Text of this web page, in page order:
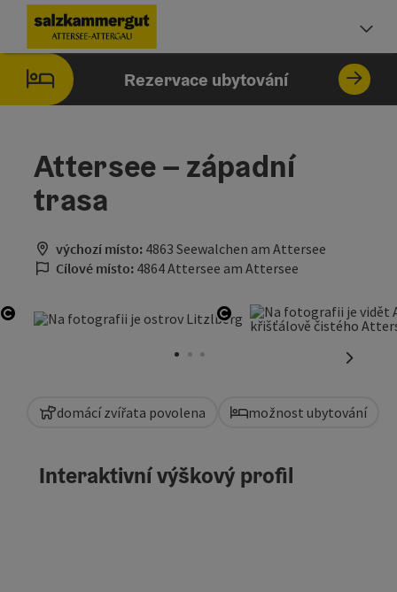
ObsahAccesskey
[0]
NavigaceAccesskey
[1]
Začátek stránkyAccesskey
[2]
ImpressumAccesskey
[5]
Pokyny k používání webové stránky
Úvodní stranaAccesskey
[7]
Rezervace ubytování
Attersee – západní
trasa
výchozí místo: 4863 Seewalchen am Attersee
Cílové místo: 4864 Attersee am Attersee
otevřít copyright otevřít copyright
domácí zvířata povolena možnost ubytování
Interaktivní výškový profil